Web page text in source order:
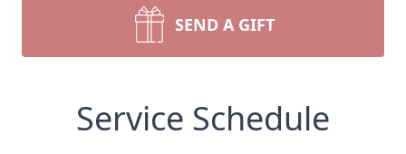
SEND A GIFT
Service Schedule